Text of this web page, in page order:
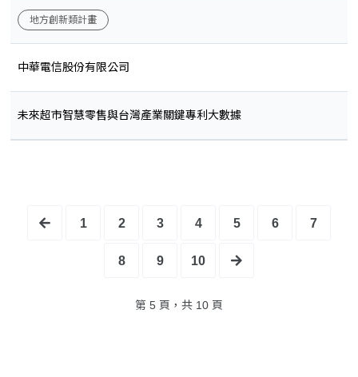
地方創新類計畫
中華電信股份有限公司
未來超市智慧零售與台灣產業關鍵專利大數據
1 2 3 4 5 6 7
8 9 10
第 5 頁，共 10 頁